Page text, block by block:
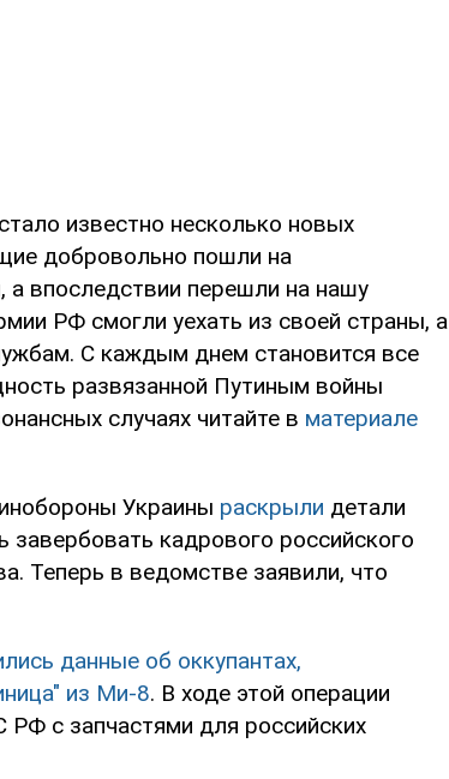
известно несколько новых
добровольно пошли на
а впоследствии перешли на нашу
РФ смогли уехать из своей страны, а
С каждым днем становится все
развязанной Путиным войны
случаях читайте в материале
Украины раскрыли детали
кадрового российского
Теперь в ведомстве заявили, что
данные об оккупантах,
из Ми-8. В ходе этой операции
РФ с запчастями для российских